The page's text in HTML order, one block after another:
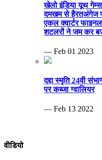
खेलो इंडिया यूथ
दमखम से हैरतअंगेज
एकल क्वार्टर
शटलरों ने जम कर
— Feb 01 2023
दद्दा स्मृति 24वी
पर कब्जा ग्वालियर
— Feb 13 2022
वीडियो